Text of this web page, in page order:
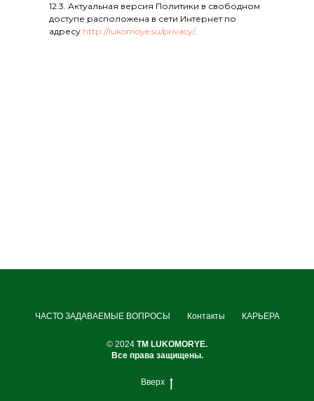
12.3. Актуальная версия Политики в свободном
доступе расположена в сети Интернет по
адресу http://lukomoye.su/privacy/.
ЧАСТО ЗАДАВАЕМЫЕ ВОПРОСЫ Контакты КАРЬЕРА
© 2024 TM LUKOMORYE.
Все права защищены.
Вверх